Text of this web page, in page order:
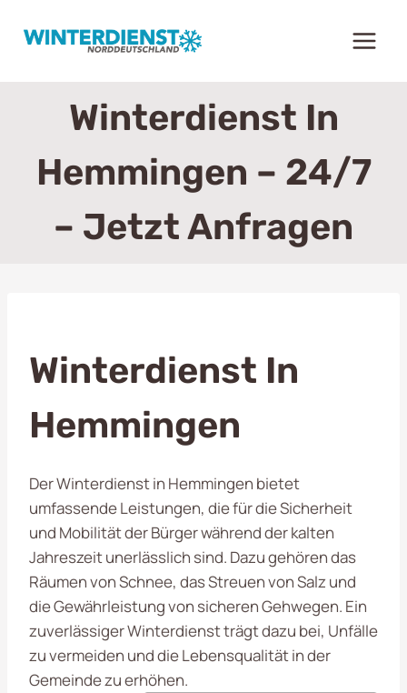
Inhalt
Winterdienst In
Hemmingen – 24/7
– Jetzt Anfragen
Winterdienst In
Hemmingen
Der Winterdienst in Hemmingen bietet
umfassende Leistungen, die für die Sicherheit
und Mobilität der Bürger während der kalten
Jahreszeit unerlässlich sind. Dazu gehören das
Räumen von Schnee, das Streuen von Salz und
die Gewährleistung von sicheren Gehwegen. Ein
zuverlässiger Winterdienst trägt dazu bei, Unfälle
zu vermeiden und die Lebensqualität in der
Gemeinde zu erhöhen.